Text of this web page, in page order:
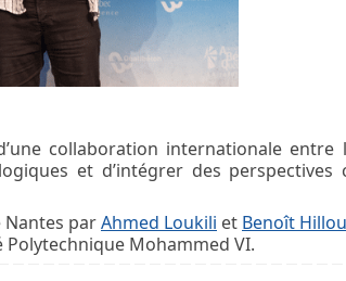
collaboration internationale entre
et d’intégrer des
Nantes parAhmed Loukili et Benoît
Polytechnique Mohammed VI.